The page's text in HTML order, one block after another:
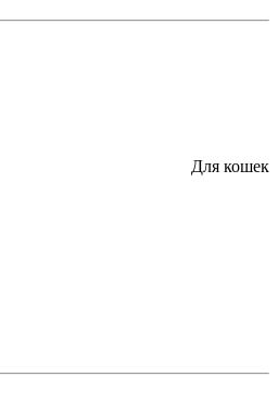
Для кошек